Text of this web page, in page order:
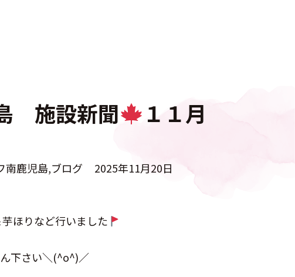
施設新聞
１１月
南鹿児島 ブログ 2025年11月20日
ほりなど行いました
下さい＼(^o^)／